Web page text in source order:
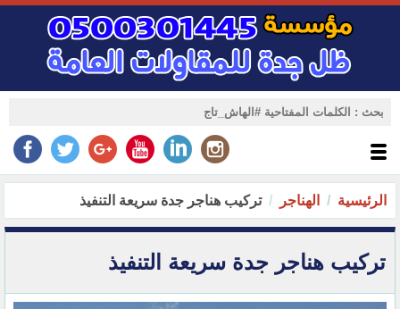
الرئيسية الهناجر تركيب هناجر جدة سريعة التنفيذ
تركيب هناجر جدة سريعة التنفيذ